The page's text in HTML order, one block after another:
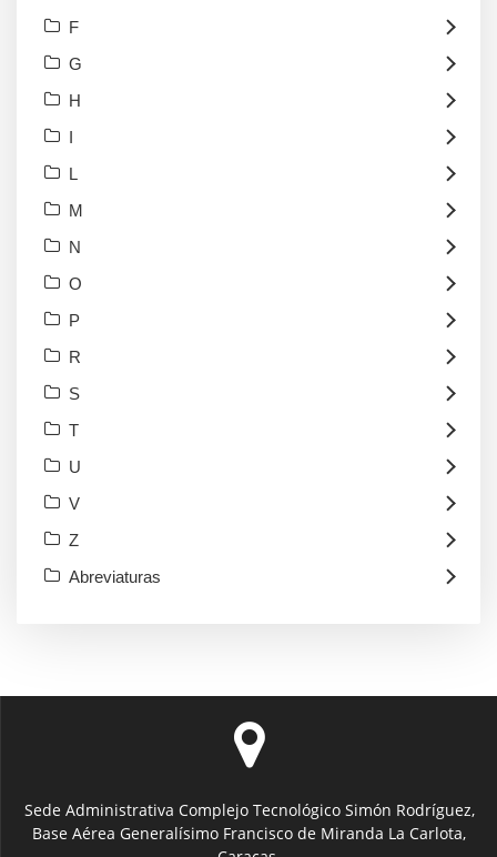
F
G
H
I
L
M
N
O
P
R
S
T
U
V
Z
Abreviaturas
Sede Administrativa Complejo Tecnológico Simón Rodríguez,
Base Aérea Generalísimo Francisco de Miranda La Carlota,